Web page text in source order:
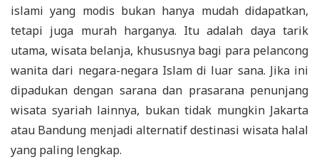
islami yang modis bukan hanya mudah didapatkan,
tetapi juga murah harganya. Itu adalah daya tarik
utama, wisata belanja, khususnya bagi para pelancong
wanita dari negara-negara Islam di luar sana. Jika ini
dipadukan dengan sarana dan prasarana penunjang
wisata syariah lainnya, bukan tidak mungkin Jakarta
atau Bandung menjadi alternatif destinasi wisata halal
yang paling lengkap.